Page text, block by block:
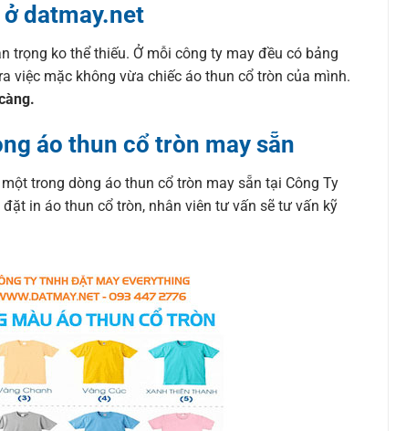
datmay.net
trọng ko thể thiếu. Ở mỗi công ty may đều có bảng
việc mặc không vừa chiếc áo thun cổ tròn của mình.
áo thun cổ tròn may sẵn
trong dòng áo thun cổ tròn may sẵn tại Công Ty
in áo thun cổ tròn, nhân viên tư vấn sẽ tư vấn kỹ